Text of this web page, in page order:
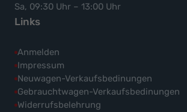
Sa, 09:30 Uhr – 13:00 Uhr
Links
Anmelden
Impressum
Neuwagen-Verkaufsbedinungen
Gebrauchtwagen-Verkaufsbedinungen
Widerrufsbelehrung